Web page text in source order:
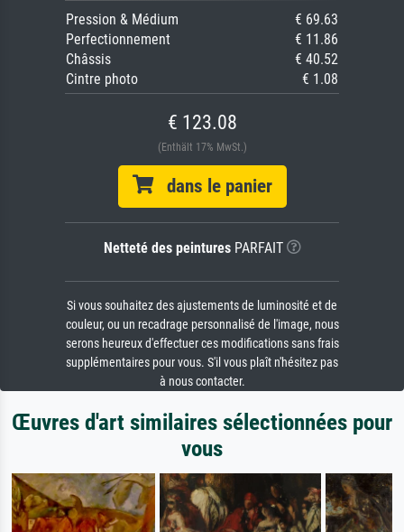
Pression & Médium
€ 69.63
Perfectionnement
€ 11.86
Châssis
€ 40.52
Cintre photo
€ 1.08
€ 123.08
(Enthält 17% MwSt.)
dans le panier
Netteté des peinturesPARFAIT
Si vous souhaitez des ajustements de luminosité et de
couleur, ou un recadrage personnalisé de l'image, nous
serons heureux d'effectuer ces modifications sans frais
supplémentaires pour vous. S'il vous plaît n'hésitez pas
à nous contacter.
Œuvres d'art similaires sélectionnées pour
vous